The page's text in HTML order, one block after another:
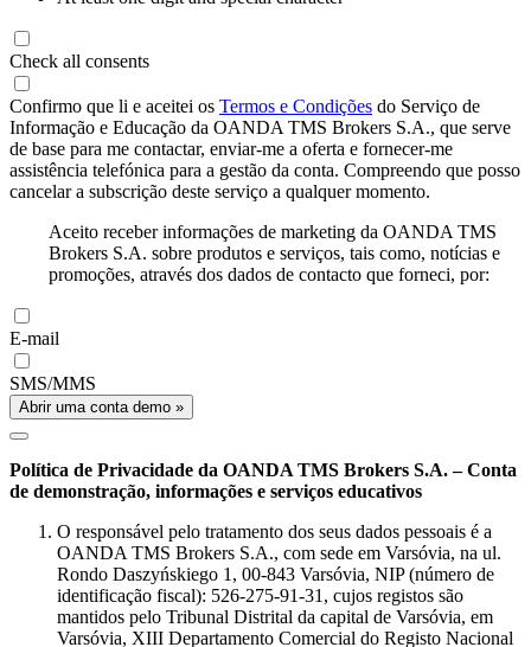
Check all consents
Confirmo que li e aceitei os Termos e Condições do Serviço de
Informação e Educação da OANDA TMS Brokers S.A., que serve
de base para me contactar, enviar-me a oferta e fornecer-me
assistência telefónica para a gestão da conta. Compreendo que posso
cancelar a subscrição deste serviço a qualquer momento.
Aceito receber informações de marketing da OANDA TMS
Brokers S.A. sobre produtos e serviços, tais como, notícias e
promoções, através dos dados de contacto que forneci, por:
E-mail
SMS/MMS
Abrir uma conta demo »
Política de Privacidade da OANDA TMS Brokers S.A. – Conta
de demonstração, informações e serviços educativos
O responsável pelo tratamento dos seus dados pessoais é a
OANDA TMS Brokers S.A., com sede em Varsóvia, na ul.
Rondo Daszyńskiego 1, 00-843 Varsóvia, NIP (número de
identificação fiscal): 526-275-91-31, cujos registos são
mantidos pelo Tribunal Distrital da capital de Varsóvia, em
Varsóvia, XIII Departamento Comercial do Registo Nacional